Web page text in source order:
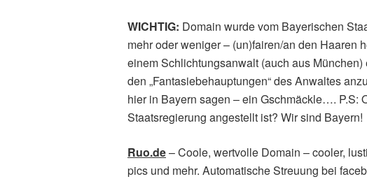
WICHTIG: Domain wurde vom Bayerischen
mehr oder weniger – (un)fairen/an den Haaren
einem Schlichtungsanwalt (auch aus
den „Fantasiebehauptungen“ des Anwaltes
hier in Bayern sagen – ein Gschmäckle…. P.S:
Staatsregierung angestellt ist? Wir sind Bayern!
Ruo.de– Coole, wertvolle Domain – cooler,
pics und mehr. Automatische Streuung bei